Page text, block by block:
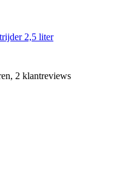
2,5 liter
2 klantreviews